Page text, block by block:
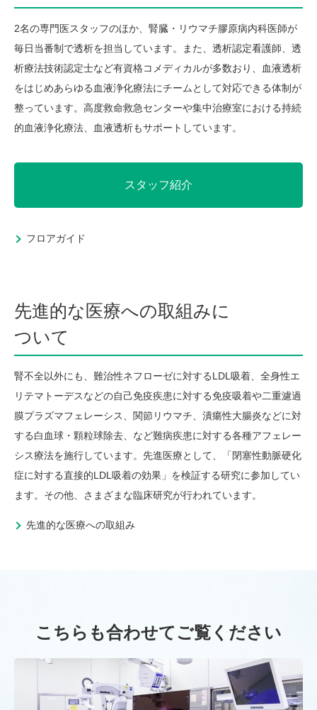
2名の専門医スタッフのほか、腎臓・リウマチ膠原病内科医師が
毎日当番制で透析を担当しています。また、透析認定看護師、透
析療法技術認定士など有資格コメディカルが多数おり、血液透析
をはじめあらゆる血液浄化療法にチームとして対応できる体制が
整っています。高度救命救急センターや集中治療室における持続
的血液浄化療法、血液透析もサポートしています。
スタッフ紹介
フロアガイド
先進的な医療への取組みに
ついて
腎不全以外にも、難治性ネフローゼに対するLDL吸着、全身性エ
リテマトーデスなどの自己免疫疾患に対する免疫吸着や二重濾過
膜プラズマフェレーシス、関節リウマチ、潰瘍性大腸炎などに対
する白血球・顆粒球除去、など難病疾患に対する各種アフェレー
シス療法を施行しています。先進医療として、「閉塞性動脈硬化
症に対する直接的LDL吸着の効果」を検証する研究に参加してい
ます。その他、さまざまな臨床研究が行われています。
先進的な医療への取組み
こちらも合わせてご覧ください